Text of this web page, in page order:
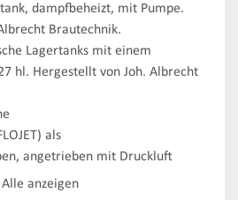
dampfbeheizt, mit Pumpe.
Brautechnik.
Lagertanks mit einem
hl. Hergestellt von Joh. Albrecht
als
angetrieben mit Druckluft
Förderung von 5 m³/h
Alle anzeigen